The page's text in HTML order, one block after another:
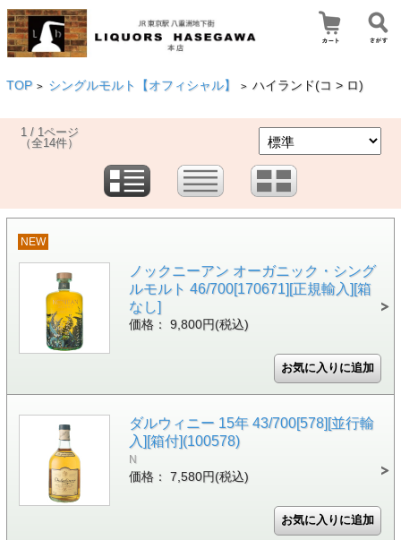
TOP > シングルモルト【オフィシャル】 > ハイランド(コ > ロ)
1 / 1ページ
（全14件）
NEW
ノックニーアン オーガニック・シング
ルモルト 46/700[170671][正規輸入][箱
なし]
価格： 9,800円(税込)
ダルウィニー 15年 43/700[578][並行輸
入][箱付](100578)
N
価格： 7,580円(税込)